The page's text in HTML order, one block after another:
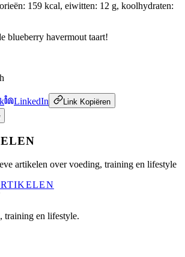
159 kcal, eiwitten: 12 g, koolhydraten:
blueberry havermout taart!
LinkedIn
Link Kopiëren
artikelen over voeding, training en lifestyle
training en lifestyle.